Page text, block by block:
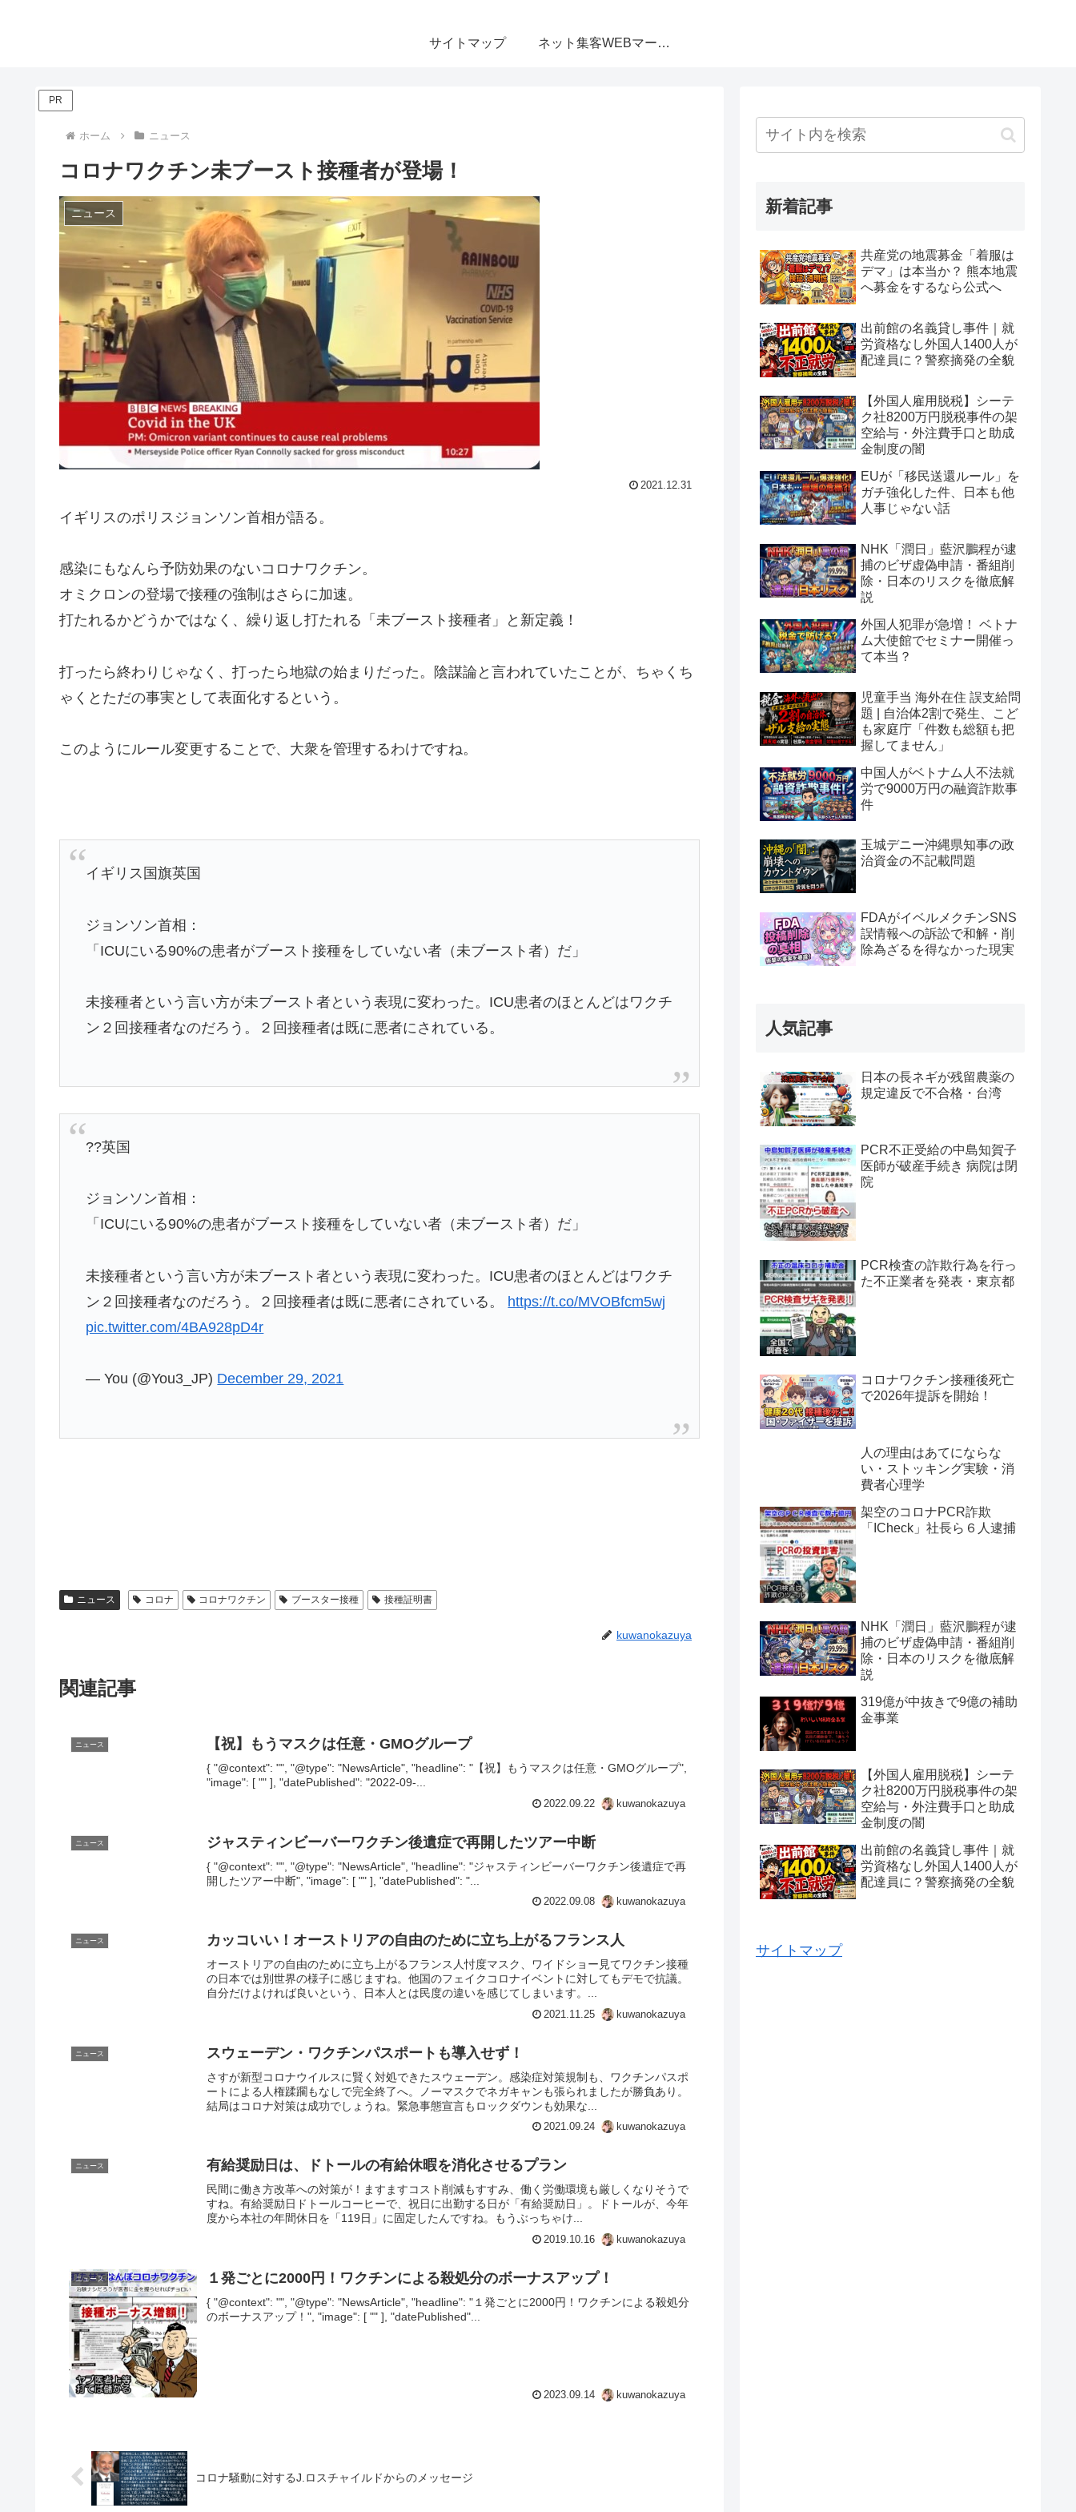
サイトマップ ネット集客WEBマーケティング無料相談室
PR
ホーム ニュース
コロナワクチン未ブースト接種者が登場！
ニュース
2021.12.31
イギリスのポリスジョンソン首相が語る。
感染にもなんら予防効果のないコロナワクチン。
オミクロンの登場で接種の強制はさらに加速。
打たれるかどうかではなく、繰り返し打たれる「未ブースト接種者」と新定義！
打ったら終わりじゃなく、打ったら地獄の始まりだった。陰謀論と言われていたことが、ちゃくち
ゃくとただの事実として表面化するという。
このようにルール変更することで、大衆を管理するわけですね。
イギリス国旗英国
ジョンソン首相：
「ICUにいる90%の患者がブースト接種をしていない者（未ブースト者）だ」
未接種者という言い方が未ブースト者という表現に変わった。ICU患者のほとんどはワクチ
ン２回接種者なのだろう。２回接種者は既に悪者にされている。
??英国
ジョンソン首相：
「ICUにいる90%の患者がブースト接種をしていない者（未ブースト者）だ」
未接種者という言い方が未ブースト者という表現に変わった。ICU患者のほとんどはワクチ
ン２回接種者なのだろう。２回接種者は既に悪者にされている。 https://t.co/MVOBfcm5wj
pic.twitter.com/4BA928pD4r
— You (@You3_JP) December 29, 2021
ニュース コロナ コロナワクチン ブースター接種 接種証明書
kuwanokazuya
関連記事
ニュース 【祝】もうマスクは任意・GMOグループ
{ "@context": "", "@type": "NewsArticle", "headline": "【祝】もうマスクは任意・GMOグループ",
"image": [ "" ], "datePublished": "2022-09-...
2022.09.22 kuwanokazuya
ニュース ジャスティンビーバーワクチン後遺症で再開したツアー中断
{ "@context": "", "@type": "NewsArticle", "headline": "ジャスティンビーバーワクチン後遺症で再
開したツアー中断", "image": [ "" ], "datePublished": "...
2022.09.08 kuwanokazuya
ニュース カッコいい！オーストリアの自由のために立ち上がるフランス人
オーストリアの自由のために立ち上がるフランス人忖度マスク、ワイドショー見てワクチン接種
の日本では別世界の様子に感じますね。他国のフェイクコロナイベントに対してもデモで抗議。
自分だけよければ良いという、日本人とは民度の違いを感じてしまいます。...
2021.11.25 kuwanokazuya
ニュース スウェーデン・ワクチンパスポートも導入せず！
さすが新型コロナウイルスに賢く対処できたスウェーデン。感染症対策規制も、ワクチンパスポ
ートによる人権蹂躙もなしで完全終了へ。ノーマスクでネガキャンも張られましたが勝負あり。
結局はコロナ対策は成功でしょうね。緊急事態宣言もロックダウンも効果な...
2021.09.24 kuwanokazuya
ニュース 有給奨励日は、ドトールの有給休暇を消化させるプラン
民間に働き方改革への対策が！ますますコスト削減もすすみ、働く労働環境も厳しくなりそうで
すね。有給奨励日ドトールコーヒーで、祝日に出勤する日が「有給奨励日」。ドトールが、今年
度から本社の年間休日を「119日」に固定したんですね。もうぶっちゃけ...
2019.10.16 kuwanokazuya
ニュース １発ごとに2000円！ワクチンによる殺処分のボーナスアップ！
{ "@context": "", "@type": "NewsArticle", "headline": "１発ごとに2000円！ワクチンによる殺処分
のボーナスアップ！", "image": [ "" ], "datePublished"...
2023.09.14 kuwanokazuya
コロナ騒動に対するJ.ロスチャイルドからのメッセージ
新着記事
共産党の地震募金「着服は
デマ」は本当か？ 熊本地震
へ募金をするなら公式へ
出前館の名義貸し事件｜就
労資格なし外国人1400人が
配達員に？警察摘発の全貌
【外国人雇用脱税】シーテ
ク社8200万円脱税事件の架
空給与・外注費手口と助成
金制度の闇
EUが「移民送還ルール」を
ガチ強化した件、日本も他
人事じゃない話
NHK「潤日」藍沢鵬程が逮
捕のビザ虚偽申請・番組削
除・日本のリスクを徹底解
説
外国人犯罪が急増！ ベトナ
ム大使館でセミナー開催っ
て本当？
児童手当 海外在住 誤支給問
題 | 自治体2割で発生、こど
も家庭庁「件数も総額も把
握してません」
中国人がベトナム人不法就
労で9000万円の融資詐欺事
件
玉城デニー沖縄県知事の政
治資金の不記載問題
FDAがイベルメクチンSNS
誤情報への訴訟で和解・削
除為ざるを得なかった現実
人気記事
日本の長ネギが残留農薬の
規定違反で不合格・台湾
PCR不正受給の中島知賀子
医師が破産手続き 病院は閉
院
PCR検査の詐欺行為を行っ
た不正業者を発表・東京都
コロナワクチン接種後死亡
で2026年提訴を開始！
人の理由はあてにならな
い・ストッキング実験・消
費者心理学
架空のコロナPCR詐欺
「ICheck」社長ら６人逮捕
NHK「潤日」藍沢鵬程が逮
捕のビザ虚偽申請・番組削
除・日本のリスクを徹底解
説
319億が中抜きで9億の補助
金事業
【外国人雇用脱税】シーテ
ク社8200万円脱税事件の架
空給与・外注費手口と助成
金制度の闇
出前館の名義貸し事件｜就
労資格なし外国人1400人が
配達員に？警察摘発の全貌
サイトマップ